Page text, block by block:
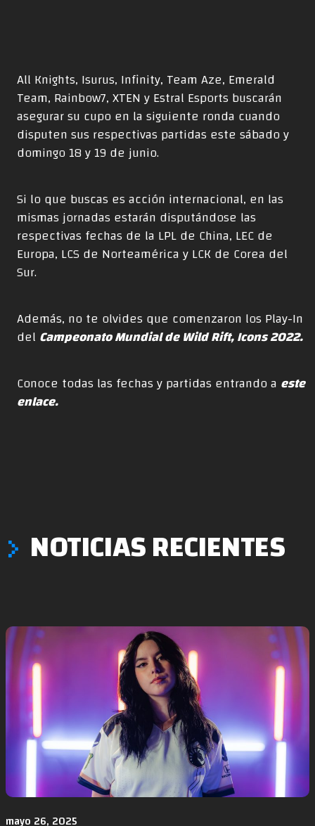
All Knights, Isurus, Infinity, Team Aze, Emerald
Team, Rainbow7, XTEN y Estral Esports buscarán
asegurar su cupo en la siguiente ronda cuando
disputen sus respectivas partidas este sábado y
domingo 18 y 19 de junio.
Si lo que buscas es acción internacional, en las
mismas jornadas estarán disputándose las
respectivas fechas de la LPL de China, LEC de
Europa, LCS de Norteamérica y LCK de Corea del
Sur.
Además, no te olvides que comenzaron los Play-In
del Campeonato Mundial de Wild Rift, Icons 2022.
Conoce todas las fechas y partidas entrando a este
enlace.
NOTICIAS RECIENTES
mayo 26, 2025